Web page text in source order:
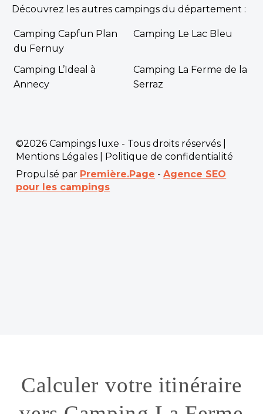
Découvrez les autres campings du département :
Camping Capfun Plan
du Fernuy
Camping Le Lac Bleu
Camping L’Ideal à
Annecy
Camping La Ferme de la
Serraz
©2026 Campings luxe - Tous droits réservés |
Mentions Légales
Politique de confidentialité
Propulsé par Première.Page -Agence SEO
pour les campings
Calculer votre itinéraire